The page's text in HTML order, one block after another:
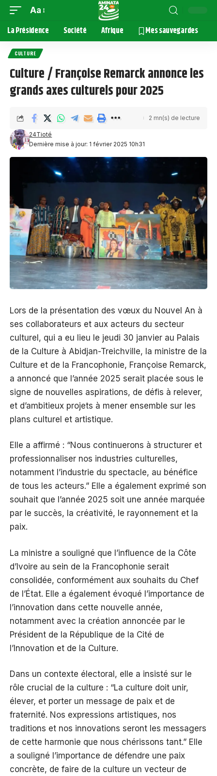
Aa
La Présidence Société Afrique Mes sauvegardes
CULTURE
Culture / Françoise Remarck annonce les
grands axes culturels pour 2025
Dernière mise à jour: 1 février 2025 10h31
24Tioté
2 mn(s) de lecture
Lors de la présentation des vœux du Nouvel An à
ses collaborateurs et aux acteurs du secteur
culturel, qui a eu lieu le jeudi 30 janvier au Palais
de la Culture à Abidjan-Treichville, la ministre de la
Culture et de la Francophonie, Françoise Remarck,
a annoncé que l’année 2025 serait placée sous le
signe de nouvelles aspirations, de défis à relever,
et d’ambitieux projets à mener ensemble sur les
plans culturel et artistique.
Elle a affirmé : “Nous continuerons à structurer et
professionnaliser nos industries culturelles,
notamment l’industrie du spectacle, au bénéfice
de tous les acteurs.” Elle a également exprimé son
souhait que l’année 2025 soit une année marquée
par le succès, la créativité, le rayonnement et la
paix.
La ministre a souligné que l’influence de la Côte
d’Ivoire au sein de la Francophonie serait
consolidée, conformément aux souhaits du Chef
de l’État. Elle a également évoqué l’importance de
l’innovation dans cette nouvelle année,
notamment avec la création annoncée par le
Président de la République de la Cité de
l’Innovation et de la Culture.
Dans un contexte électoral, elle a insisté sur le
rôle crucial de la culture : “La culture doit unir,
élever, et porter un message de paix et de
fraternité. Nos expressions artistiques, nos
traditions et nos innovations seront les messagers
de cette harmonie que nous chérissons tant.” Elle
a souligné l’importance de défendre une paix
concrète, de faire de la culture un vecteur de